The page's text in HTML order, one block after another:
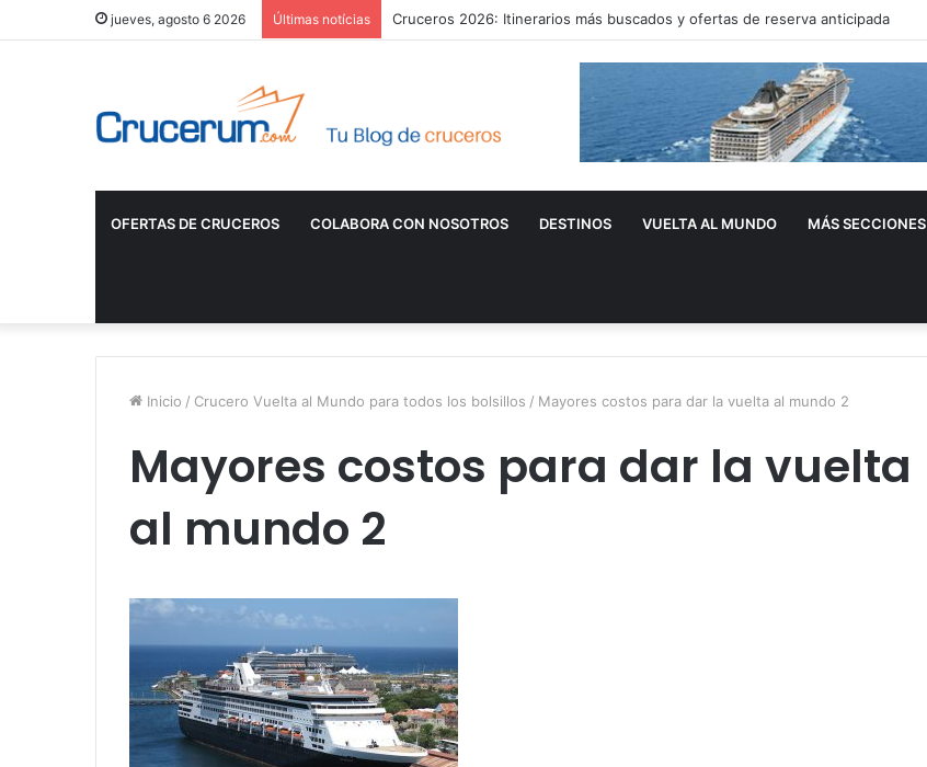
jueves, agosto 6 2026 Últimas notícias Cruceros 2026: Itinerarios más buscados y ofertas de reserva anticipada
OFERTAS DE CRUCEROS COLABORA CON NOSOTROS DESTINOS VUELTA AL MUNDO MÁS SECCIONES
Inicio / Crucero Vuelta al Mundo para todos los bolsillos / Mayores costos para dar la vuelta al mundo 2
Mayores costos para dar la vuelta
al mundo 2